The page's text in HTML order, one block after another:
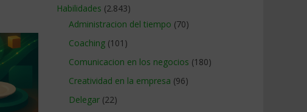
Habilidades (2.843)
Administracion del tiempo (70)
Coaching (101)
Comunicacion en los negocios (180)
Creatividad en la empresa (96)
Delegar (22)